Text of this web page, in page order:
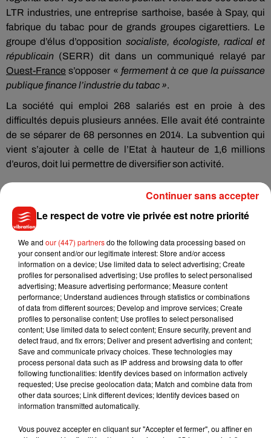
LTR industries, une entreprise sarthoise, basée à Spay, qui
fabrique du tabac pour de grands groupes cigarettiers. Le
groupe d’élus d’opposition socialiste, écologiste, radical et
républicain (SERR) dit dans un communiqué relayé par
Ouest-France s’opposer « fermement à ce que la puissance
publique finance l’industrie du tabac ».
La société qui emploi 268 salariés est en proie à des
difficultés depuis plusieurs années. Elle avait été contrainte
de se séparer de 68 personnes en 2014. La subvention qui
vient s’ajouter à celle de l’Etat à hauteur de 1,6 millions
d’euros, doit lui permettre de diversifier son activité.
Musique
7 août 2026
Julien Lieb s’essaye à la vie de chatelain
dans son nouveau clip
7 août 2026
Madonna sort enfin le remix de « Love
Sensation » avec Kylie Minogue
Tayc et Didi B dévoilent le single le plus
Le respect de votre vie privée est notre priorité
We and our (447) partnersdo the following data processing based on
your consent and/or our legitimate interest: Store and/or access
information on a device; Use limited data to select advertising; Create
profiles for personalised advertising; Use profiles to select personalised
advertising; Measure advertising performance; Measure content
performance; Understand audiences through statistics or combinations
of data from different sources; Develop and improve services; Create
profiles to personalise content; Use profiles to select personalised
content; Use limited data to select content; Ensure security, prevent and
detect fraud, and fix errors; Deliver and present advertising and content;
Save and communicate privacy choices. These technologies may
process personal data such as IP address and browsing data to offer
following functionalities: Identify devices based on information actively
requested; Use precise geolocation data; Match and combine data from
other data sources; Link different devices; Identify devices based on
information transmitted automatically.
Vous pouvez accepter en cliquant sur "Accepter et fermer", ou affiner en
Continuer sans accepter